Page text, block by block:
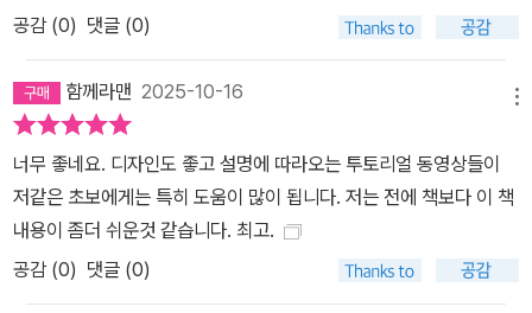
공감 (0) 댓글 (0)
함께라맨 2025-10-16
너무 좋네요. 디자인도 좋고 설명에 따라오는 투토리얼 동영상들이
저같은 초보에게는 특히 도움이 많이 됩니다. 저는 전에 책보다 이 책
내용이 좀더 쉬운것 같습니다. 최고.
공감 (0) 댓글 (0)